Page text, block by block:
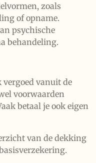
zoals
of opname.
psychische
behandeling.
vanuit de
voorwaarden
betaal je ook eigen
van de dekking